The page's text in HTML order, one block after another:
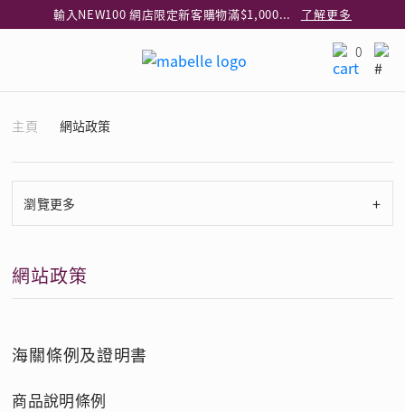
輸入NEW100 網店限定新客購物滿$1,000減$100
了解更多
指定純銀動物耳環2件享7折
網店購物即享免費送貨服務
全港任何MaBelle門市自取貨 了解更多
網店限定 滿$3,000送精緻禮盒包裝及驚喜禮品 了解更多
0
主頁 網站政策
瀏覽更多 +
網站政策
海關條例及證明書
商品說明條例